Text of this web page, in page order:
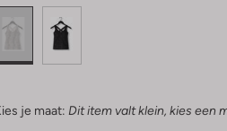
je maat: Dit item valt klein, kies een